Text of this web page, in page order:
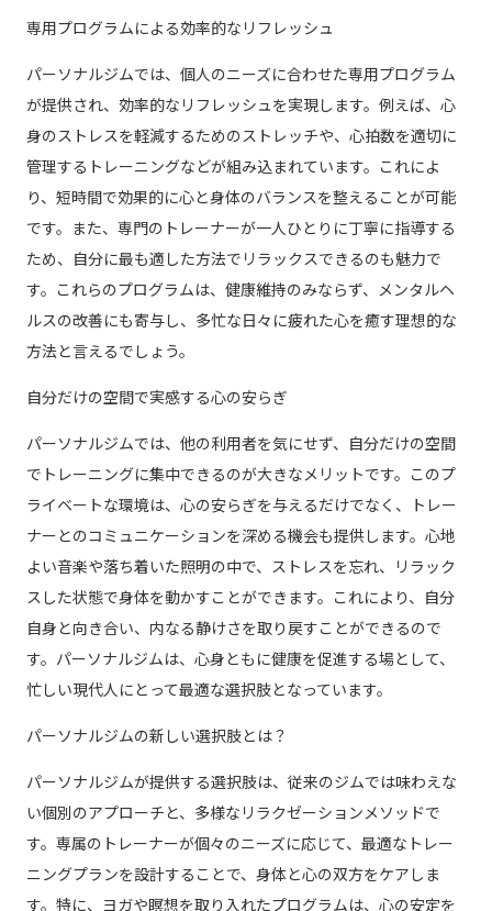
専用プログラムによる効率的なリフレッシュ
パーソナルジムでは、個人のニーズに合わせた専用プログラム
が提供され、効率的なリフレッシュを実現します。例えば、心
身のストレスを軽減するためのストレッチや、心拍数を適切に
管理するトレーニングなどが組み込まれています。これによ
り、短時間で効果的に心と身体のバランスを整えることが可能
です。また、専門のトレーナーが一人ひとりに丁寧に指導する
ため、自分に最も適した方法でリラックスできるのも魅力で
す。これらのプログラムは、健康維持のみならず、メンタルヘ
ルスの改善にも寄与し、多忙な日々に疲れた心を癒す理想的な
方法と言えるでしょう。
自分だけの空間で実感する心の安らぎ
パーソナルジムでは、他の利用者を気にせず、自分だけの空間
でトレーニングに集中できるのが大きなメリットです。このプ
ライベートな環境は、心の安らぎを与えるだけでなく、トレー
ナーとのコミュニケーションを深める機会も提供します。心地
よい音楽や落ち着いた照明の中で、ストレスを忘れ、リラック
スした状態で身体を動かすことができます。これにより、自分
自身と向き合い、内なる静けさを取り戻すことができるので
す。パーソナルジムは、心身ともに健康を促進する場として、
忙しい現代人にとって最適な選択肢となっています。
パーソナルジムの新しい選択肢とは？
パーソナルジムが提供する選択肢は、従来のジムでは味わえな
い個別のアプローチと、多様なリラクゼーションメソッドで
す。専属のトレーナーが個々のニーズに応じて、最適なトレー
ニングプランを設計することで、身体と心の双方をケアしま
す。特に、ヨガや瞑想を取り入れたプログラムは、心の安定を